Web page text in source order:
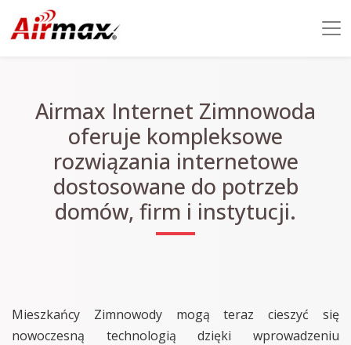
Airmax Internet Zimnowoda
oferuje kompleksowe
rozwiązania internetowe
dostosowane do potrzeb
domów, firm i instytucji.
Mieszkańcy Zimnowody mogą teraz cieszyć się
nowoczesną technologią dzięki wprowadzeniu